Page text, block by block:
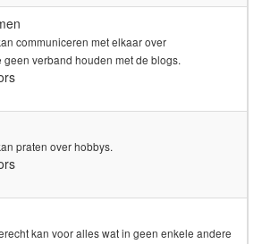
communiceren met elkaar over
verband houden met de blogs.
praten over hobbys.
kan voor alles wat in geen enkele andere